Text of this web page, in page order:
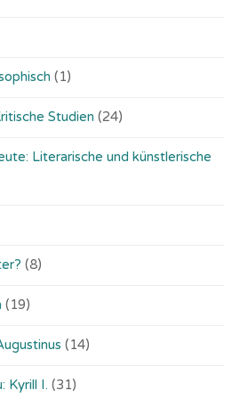
(1)
Studien (24)
Literarische und künstlerische
(8)
(19)
(14)
Kyrill I. (31)